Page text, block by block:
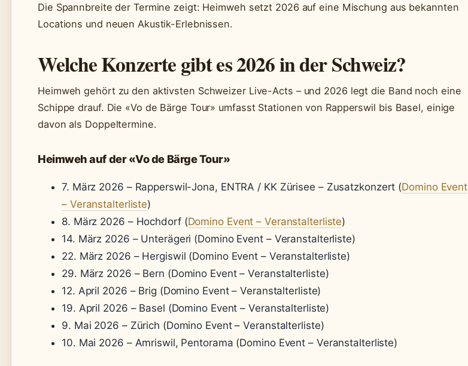
Die Spannbreite der Termine zeigt: Heimweh setzt 2026 auf eine Mischung aus bekannten
Locations und neuen Akustik-Erlebnissen.
Welche Konzerte gibt es 2026 in der Schweiz?
Heimweh gehört zu den aktivsten Schweizer Live-Acts – und 2026 legt die Band noch eine
Schippe drauf. Die «Vo de Bärge Tour» umfasst Stationen von Rapperswil bis Basel, einige
davon als Doppeltermine.
Heimweh auf der «Vo de Bärge Tour»
7. März 2026 – Rapperswil-Jona, ENTRA / KK Zürisee – Zusatzkonzert (Domino Event
– Veranstalterliste)
8. März 2026 – Hochdorf (Domino Event – Veranstalterliste)
14. März 2026 – Unterägeri (Domino Event – Veranstalterliste)
22. März 2026 – Hergiswil (Domino Event – Veranstalterliste)
29. März 2026 – Bern (Domino Event – Veranstalterliste)
12. April 2026 – Brig (Domino Event – Veranstalterliste)
19. April 2026 – Basel (Domino Event – Veranstalterliste)
9. Mai 2026 – Zürich (Domino Event – Veranstalterliste)
10. Mai 2026 – Amriswil, Pentorama (Domino Event – Veranstalterliste)